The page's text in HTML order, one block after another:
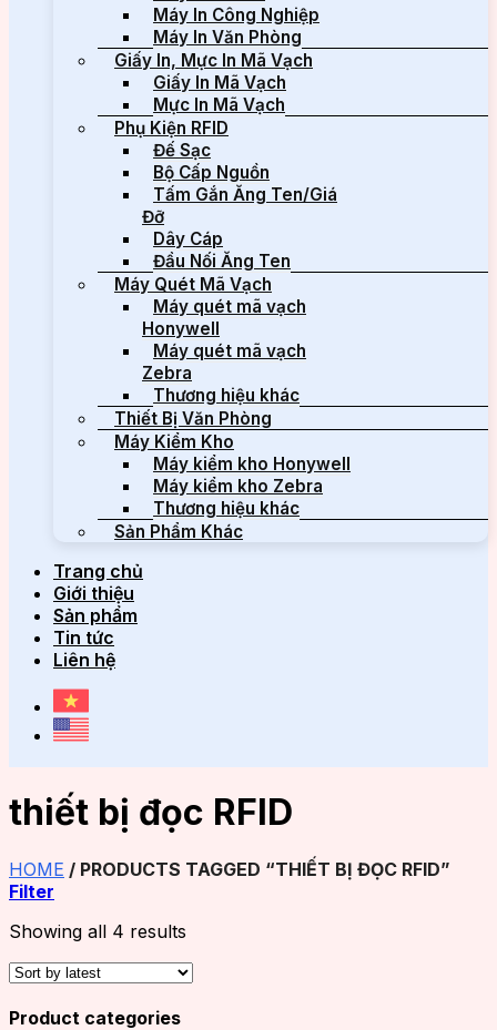
Máy In Công Nghiệp
Máy In Văn Phòng
Giấy In, Mực In Mã Vạch
Giấy In Mã Vạch
Mực In Mã Vạch
Phụ Kiện RFID
Đế Sạc
Bộ Cấp Nguồn
Tấm Gắn Ăng Ten/Giá
Đỡ
Dây Cáp
Đầu Nối Ăng Ten
Máy Quét Mã Vạch
Máy quét mã vạch
Honywell
Máy quét mã vạch
Zebra
Thương hiệu khác
Thiết Bị Văn Phòng
Máy Kiểm Kho
Máy kiểm kho Honywell
Máy kiểm kho Zebra
Thương hiệu khác
Sản Phẩm Khác
Trang chủ
Giới thiệu
Sản phẩm
Tin tức
Liên hệ
thiết bị đọc RFID
HOME / PRODUCTS TAGGED “THIẾT BỊ ĐỌC RFID”
Filter
Showing all 4 results
Product categories